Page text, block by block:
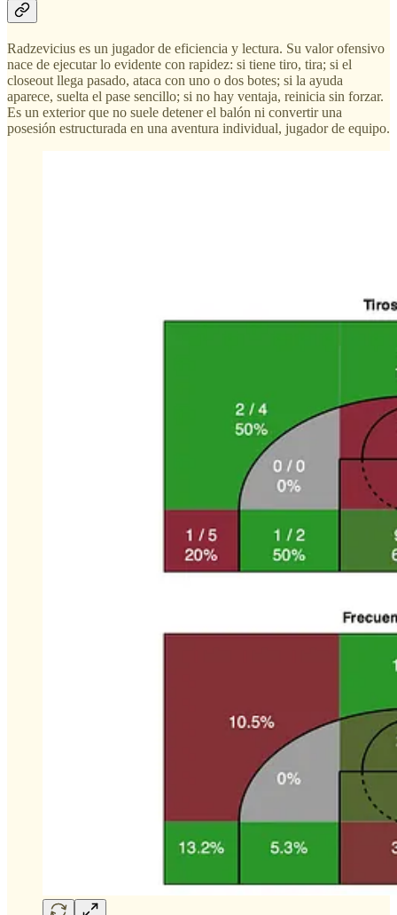
Radzevicius es un jugador de eficiencia y lectura. Su valor ofensivo
nace de ejecutar lo evidente con rapidez: si tiene tiro, tira; si el
closeout llega pasado, ataca con uno o dos botes; si la ayuda
aparece, suelta el pase sencillo; si no hay ventaja, reinicia sin forzar.
Es un exterior que no suele detener el balón ni convertir una
posesión estructurada en una aventura individual, jugador de equipo.